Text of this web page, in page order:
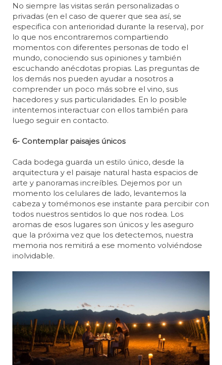
No siempre las visitas serán personalizadas o
privadas (en el caso de querer que sea así, se
especifica con anterioridad durante la reserva), por
lo que nos encontraremos compartiendo
momentos con diferentes personas de todo el
mundo, conociendo sus opiniones y también
escuchando anécdotas propias. Las preguntas de
los demás nos pueden ayudar a nosotros a
comprender un poco más sobre el vino, sus
hacedores y sus particularidades. En lo posible
intentemos interactuar con ellos también para
luego seguir en contacto.
6- Contemplar paisajes únicos
Cada bodega guarda un estilo único, desde la
arquitectura y el paisaje natural hasta espacios de
arte y panoramas increíbles. Dejemos por un
momento los celulares de lado, levantemos la
cabeza y tomémonos ese instante para percibir con
todos nuestros sentidos lo que nos rodea. Los
aromas de esos lugares son únicos y les aseguro
que la próxima vez que los detectemos, nuestra
memoria nos remitirá a ese momento volviéndose
inolvidable.